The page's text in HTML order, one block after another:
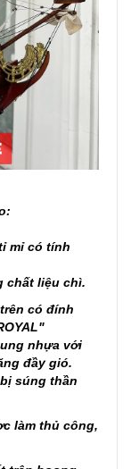
mỉ có tính
chất liệu chì.
có đính
nhựa với
đầy gió.
súng thần
làm thủ công,